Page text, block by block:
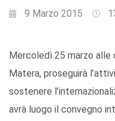
9 Marzo 2015
Mercoledì 25 marzo
Matera, proseguirà
sostenere
avrà luogo il convegno